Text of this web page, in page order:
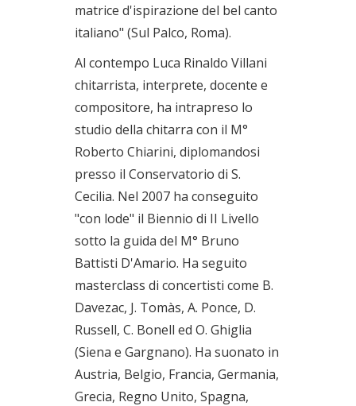
matrice d'ispirazione del bel canto
italiano" (Sul Palco, Roma).
Al contempo Luca Rinaldo Villani
chitarrista, interprete, docente e
compositore, ha intrapreso lo
studio della chitarra con il M°
Roberto Chiarini, diplomandosi
presso il Conservatorio di S.
Cecilia. Nel 2007 ha conseguito
"con lode" il Biennio di II Livello
sotto la guida del M° Bruno
Battisti D'Amario. Ha seguito
masterclass di concertisti come B.
Davezac, J. Tomàs, A. Ponce, D.
Russell, C. Bonell ed O. Ghiglia
(Siena e Gargnano). Ha suonato in
Austria, Belgio, Francia, Germania,
Grecia, Regno Unito, Spagna,